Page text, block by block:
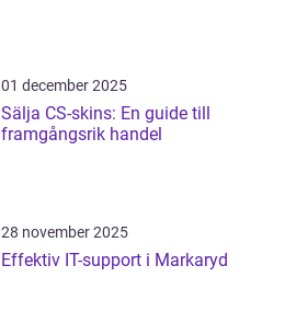
01 december 2025
Sälja CS-skins: En guide till
framgångsrik handel
28 november 2025
Effektiv IT-support i Markaryd